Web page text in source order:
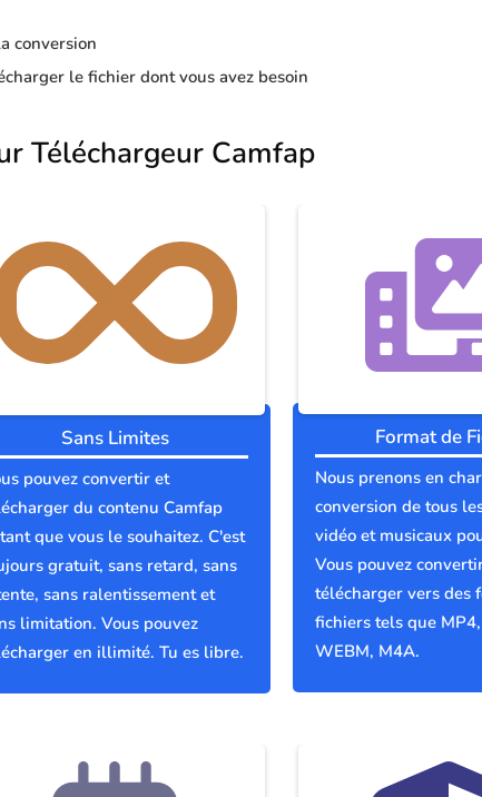
conversion
le fichier dont vous avez besoin
Téléchargeur Camfap
Sans Limites
pouvez convertir et
du contenu Camfap
que vous le souhaitez. C'est
gratuit, sans retard, sans
sans ralentissement et
limitation. Vous pouvez
en illimité. Tu es libre.
Format de
Nous prenons en
conversion de tous
vidéo et musicaux
Vous pouvez
télécharger vers des
fichiers tels que
WEBM, M4A.